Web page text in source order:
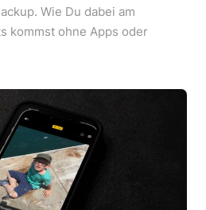
Wie Du dabei am
kommst ohne Apps oder